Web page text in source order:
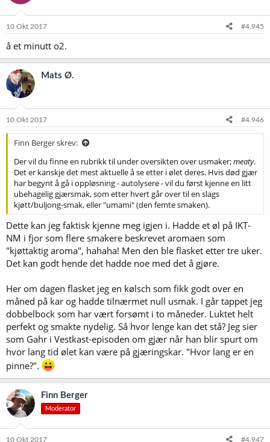
10 Okt 2017 #4.945
å et minutt o2.
Mats Ø.
10 Okt 2017 #4.946
Finn Berger skrev:
Der vil du finne en rubrikk til under oversikten over usmaker;meaty.
Det er kanskje det mest aktuelle å se etter i ølet deres. Hvis død gjær
har begynt å gå i oppløsning - autolysere - vil du først kjenne en litt
ubehagelig gjærsmak, som etter hvert går over til en slags
kjøtt/buljong-smak, eller "umami" (den femte smaken).
Dette kan jeg faktisk kjenne meg igjen i. Hadde et øl på IKT-
NM i fjor som flere smakere beskrevet aromaen som
"kjøttaktig aroma", hahaha! Men den ble flasket etter tre uker.
Det kan godt hende det hadde noe med det å gjøre.
Her om dagen flasket jeg en kølsch som fikk godt over en
måned på kar og hadde tilnærmet null usmak. I går tappet jeg
dobbelbock som har vært forsømt i to måneder. Luktet helt
perfekt og smakte nydelig. Så hvor lenge kan det stå? Jeg sier
som Gahr i Vestkast-episoden om gjær når han blir spurt om
hvor lang tid ølet kan være på gjæringskar. "Hvor lang er en
pinne?".
Finn Berger
Moderator
10 Okt 2017 #4.947